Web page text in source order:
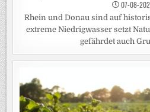
07-08-
Rhein und Donau sind auf
extreme Niedrigwasser setzt
gefährdet auch